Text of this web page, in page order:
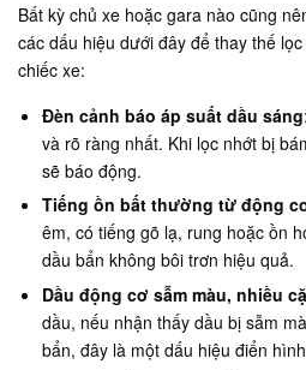
Bất kỳ chủ xe hoặc gara nào cũng
các dấu hiệu dưới đây để thay thế
chiếc xe:
Đèn cảnh báo áp suất dầu sáng
và rõ ràng nhất. Khi lọc nhớt bị
sẽ báo động.
Tiếng ồn bất thường từ động
êm, có tiếng gõ lạ, rung hoặc ồn
dầu bẩn không bôi trơn hiệu quả.
Dầu động cơ sẫm màu, nhiều
dầu, nếu nhận thấy dầu bị sẫm
bẩn, đây là một dấu hiệu điển